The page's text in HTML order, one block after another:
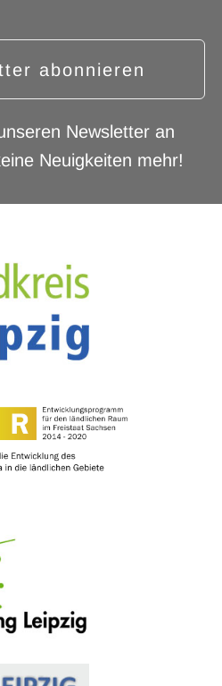
abonnieren
Newsletter an
Neuigkeiten mehr!